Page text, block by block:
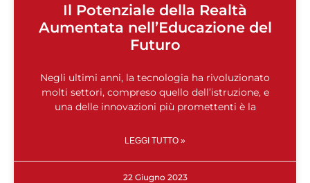
Il Potenziale della Realtà
Aumentata nell’Educazione del
Futuro
Negli ultimi anni, la tecnologia ha rivoluzionato
molti settori, compreso quello dell’istruzione, e
una delle innovazioni più promettenti è la
LEGGI TUTTO »
22 Giugno 2023